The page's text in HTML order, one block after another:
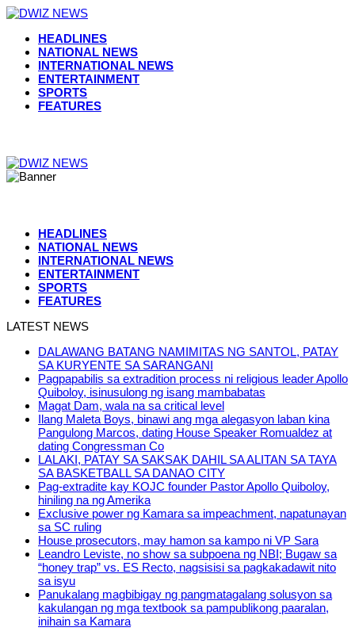
HEADLINES
NATIONAL NEWS
INTERNATIONAL NEWS
ENTERTAINMENT
SPORTS
FEATURES
HEADLINES
NATIONAL NEWS
INTERNATIONAL NEWS
ENTERTAINMENT
SPORTS
FEATURES
LATEST NEWS
DALAWANG BATANG NAMIMITAS NG SANTOL, PATAY
SA KURYENTE SA SARANGANI
Pagpapabilis sa extradition process ni religious leader Apollo
Quiboloy, isinusulong ng isang mambabatas
Magat Dam, wala na sa critical level
Ilang Maleta Boys, binawi ang mga alegasyon laban kina
Pangulong Marcos, dating House Speaker Romualdez at
dating Congressman Co
LALAKI, PATAY SA SAKSAK DAHIL SA ALITAN SA TAYA
SA BASKETBALL SA DANAO CITY
Pag-extradite kay KOJC founder Pastor Apollo Quiboloy,
hiniling na ng Amerika
Exclusive power ng Kamara sa impeachment, napatunayan
sa SC ruling
House prosecutors, may hamon sa kampo ni VP Sara
Leandro Leviste, no show sa subpoena ng NBI; Bugaw sa
“honey trap” vs. ES Recto, nagsisisi sa pagkakadawit nito
sa isyu
Panukalang magbibigay ng pangmatagalang solusyon sa
kakulangan ng mga textbook sa pampublikong paaralan,
inihain sa Kamara